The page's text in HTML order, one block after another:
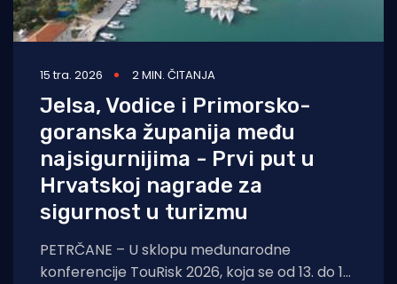
15 tra. 2026 2 MIN. ČITANJA
Jelsa, Vodice i Primorsko-
goranska županija među
najsigurnijima - Prvi put u
Hrvatskoj nagrade za
sigurnost u turizmu
PETRČANE – U sklopu međunarodne
konferencije TouRisk 2026, koja se od 13. do 15.